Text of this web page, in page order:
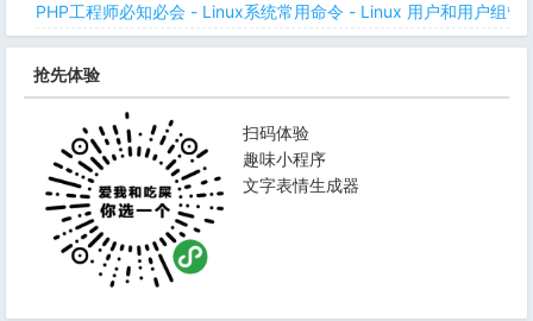
PHP工程师必知必会 - Linux系统常用命令 - Linux 用户和用户组管
抢先体验
扫码体验
趣味小程序
文字表情生成器